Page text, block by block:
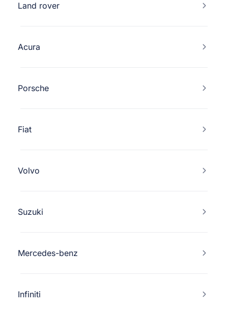
Land rover
Acura
Porsche
Fiat
Volvo
Suzuki
Mercedes-benz
Infiniti